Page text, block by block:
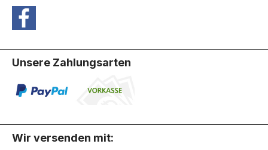
Unsere Zahlungsarten
Wir versenden mit: